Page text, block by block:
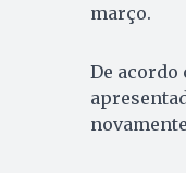
março.
De acordo